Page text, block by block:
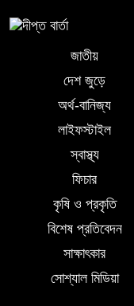
জাতীয়
দেশ জুড়ে
অর্থ-বানিজ্য
লাইফস্টাইল
স্বাস্থ্য
ফিচার
কৃষি ও প্রকৃতি
বিশেষ প্রতিবেদন
সাক্ষাৎকার
সোশ্যাল মিডিয়া